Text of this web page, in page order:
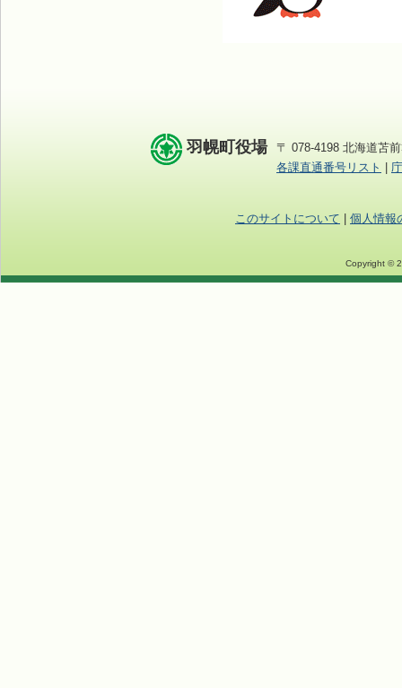
羽幌町役場
〒 078-4198 北海道苫
各課直通番号リスト
このサイトについて 個人情報
Copyright ©